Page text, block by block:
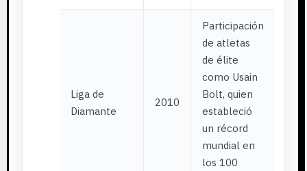
Liga de
Diamante
2010
Participación
de atletas
de élite
como Usain
Bolt, quien
estableció
un récord
mundial en
los 100